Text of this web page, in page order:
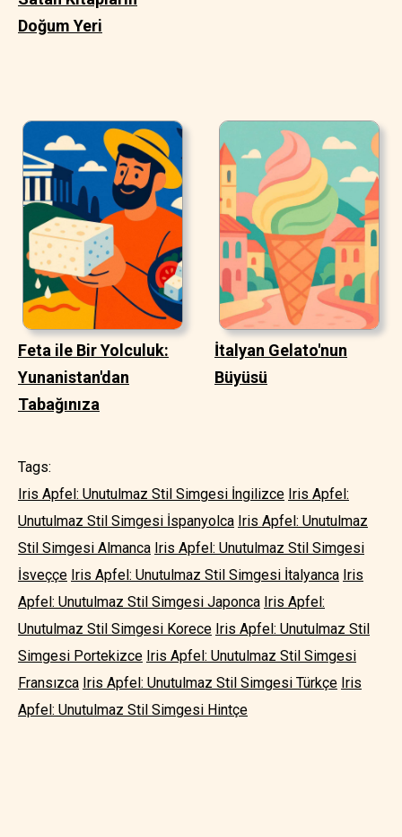
Doğum Yeri
Feta ile Bir Yolculuk:
Yunanistan'dan
Tabağınıza
İtalyan Gelato'nun
Büyüsü
Tags:
Iris Apfel: Unutulmaz Stil Simgesi İngilizce Iris Apfel:
Unutulmaz Stil Simgesi İspanyolca Iris Apfel: Unutulmaz
Stil Simgesi Almanca Iris Apfel: Unutulmaz Stil Simgesi
İsveççe Iris Apfel: Unutulmaz Stil Simgesi İtalyanca Iris
Apfel: Unutulmaz Stil Simgesi Japonca Iris Apfel:
Unutulmaz Stil Simgesi Korece Iris Apfel: Unutulmaz Stil
Simgesi Portekizce Iris Apfel: Unutulmaz Stil Simgesi
Fransızca Iris Apfel: Unutulmaz Stil Simgesi Türkçe Iris
Apfel: Unutulmaz Stil Simgesi Hintçe